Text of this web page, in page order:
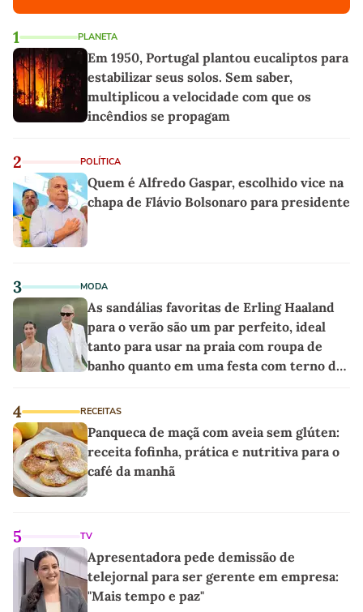
1 PLANETA
Em 1950, Portugal plantou eucaliptos para
estabilizar seus solos. Sem saber,
multiplicou a velocidade com que os
incêndios se propagam
2 POLÍTICA
Quem é Alfredo Gaspar, escolhido vice na
chapa de Flávio Bolsonaro para presidente
3 MODA
As sandálias favoritas de Erling Haaland
para o verão são um par perfeito, ideal
tanto para usar na praia com roupa de
banho quanto em uma festa com terno de
4 RECEITAS
Panqueca de maçã com aveia sem glúten:
receita fofinha, prática e nutritiva para o
café da manhã
5 TV
Apresentadora pede demissão de
telejornal para ser gerente em empresa:
"Mais tempo e paz"